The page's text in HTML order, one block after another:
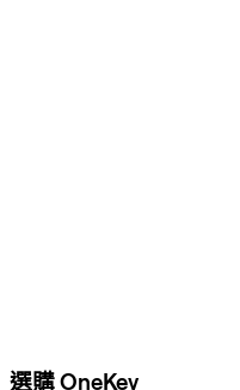
選購 OneKey